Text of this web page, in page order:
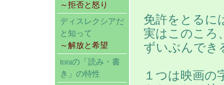
～拒否と怒り
ディスレクシアだ
と知って
～解放と希望
toraの「読み・書
き」の特性
免許をとるに
実はこのころ
ずいぶんでき
１つは映画の